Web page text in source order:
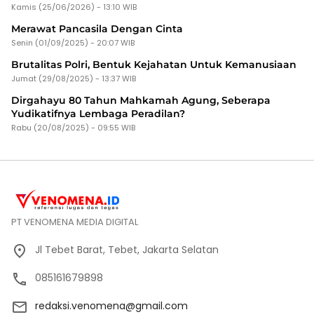
Kamis (25/06/2026) - 13:10 WIB
Merawat Pancasila Dengan Cinta
Senin (01/09/2025) - 20:07 WIB
Brutalitas Polri, Bentuk Kejahatan Untuk Kemanusiaan
Jumat (29/08/2025) - 13:37 WIB
Dirgahayu 80 Tahun Mahkamah Agung, Seberapa
Yudikatifnya Lembaga Peradilan?
Rabu (20/08/2025) - 09:55 WIB
PT VENOMENA MEDIA DIGITAL
Jl Tebet Barat, Tebet, Jakarta Selatan
085161679898
redaksi.venomena@gmail.com